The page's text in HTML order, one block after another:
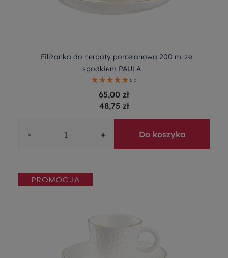
Filiżanka do herbaty porcelanowa 200 ml ze
spodkiem PAULA
5.0
65,00 zł
48,75 zł
- + Do koszyka